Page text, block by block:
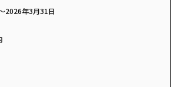
2026年3月31日